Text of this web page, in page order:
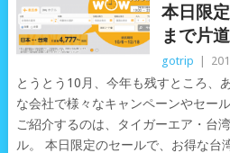
本日限
まで片
gotrip
とうとう10月、今年も残すところ、
な会社で様々なキャンペーンやセー
ご紹介するのは、タイガーエア・台
ル。 本日限定のセールで、お得な台